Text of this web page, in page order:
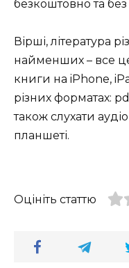
безкоштовно та без
Вірші, література
найменших – все
книги на iPhone,
різних форматах:
також слухати
планшеті.
Оцініть статтю